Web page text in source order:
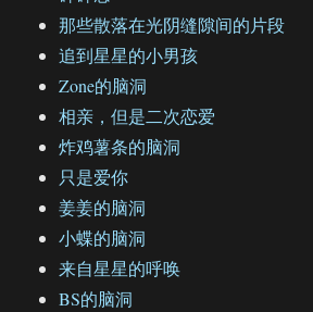
那些散落在光阴缝隙间的片段
追到星星的小男孩
Zone的脑洞
相亲，但是二次恋爱
炸鸡薯条的脑洞
只是爱你
姜姜的脑洞
小蝶的脑洞
来自星星的呼唤
BS的脑洞